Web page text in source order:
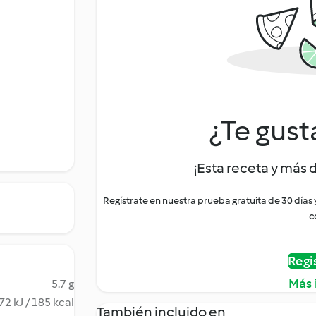
5.7 g
kJ / 185 kcal
¿Te
¡Esta receta y más
Regístrate en nuestra prueba gratuita de 30
También incluido en